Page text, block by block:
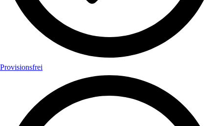
Provisionsfrei